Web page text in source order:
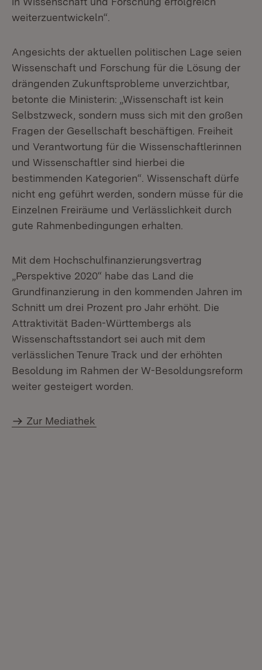
weiterzuentwickeln“.
Angesichts der aktuellen politischen Lage seien
Wissenschaft und Forschung für die Lösung der
drängenden Zukunftsprobleme unverzichtbar,
betonte die Ministerin: „Wissenschaft ist kein
Selbstzweck, sondern muss sich mit den großen
Fragen der Gesellschaft beschäftigen. Freiheit
und Verantwortung für die Wissenschaftlerinnen
und Wissenschaftler sind hierbei die
bestimmenden Kategorien“. Wissenschaft dürfe
nicht eng geführt werden, sondern müsse für die
Einzelnen Freiräume und Verlässlichkeit durch
gute Rahmenbedingungen erhalten.
Mit dem Hochschulfinanzierungsvertrag
„Perspektive 2020“ habe das Land die
Grundfinanzierung in den kommenden Jahren im
Schnitt um drei Prozent pro Jahr erhöht. Die
Attraktivität Baden-Württembergs als
Wissenschaftsstandort sei auch mit dem
verlässlichen Tenure Track und der erhöhten
Besoldung im Rahmen der W-Besoldungsreform
weiter gesteigert worden.
Zur Mediathek